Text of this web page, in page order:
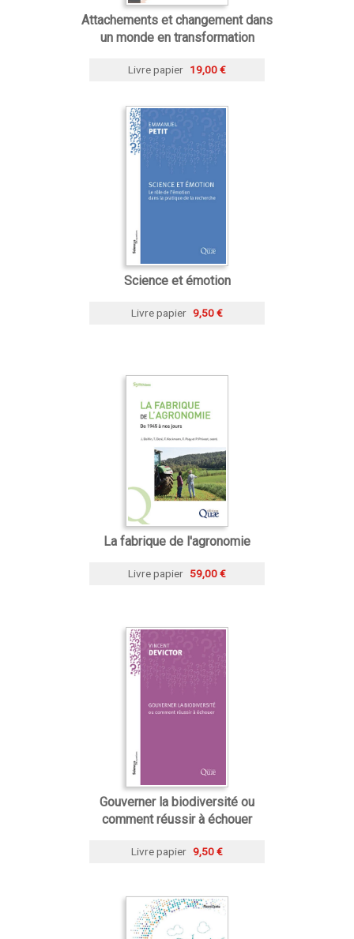
Attachements et changement dans
un monde en transformation
Livre papier 19,00 €
Science et émotion
Livre papier 9,50 €
La fabrique de l'agronomie
Livre papier 59,00 €
Gouverner la biodiversité ou
comment réussir à échouer
Livre papier 9,50 €